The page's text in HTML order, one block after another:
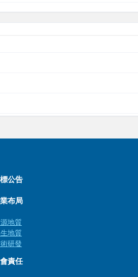
公告
布局
地質
地質
研發
責任